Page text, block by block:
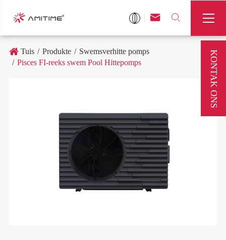
 

Tuis Produkte
Swemsverhitte pomps
Pisces FI-reeks swem Pool Hittepomps
KONTAK ONS